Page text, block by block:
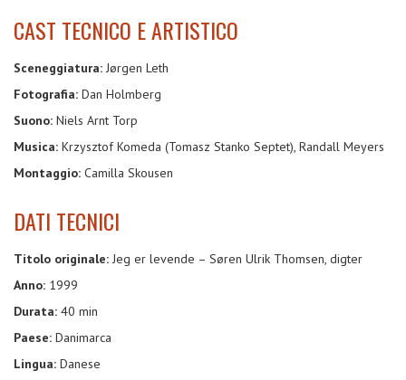
CAST TECNICO E ARTISTICO
Sceneggiatura: Jørgen Leth
Fotografia: Dan Holmberg
Suono: Niels Arnt Torp
Musica: Krzysztof Komeda (Tomasz Stanko Septet), Randall Meyers
Montaggio: Camilla Skousen
DATI TECNICI
Titolo originale: Jeg er levende – Søren Ulrik Thomsen, digter
Anno: 1999
Durata: 40 min
Paese: Danimarca
Lingua: Danese